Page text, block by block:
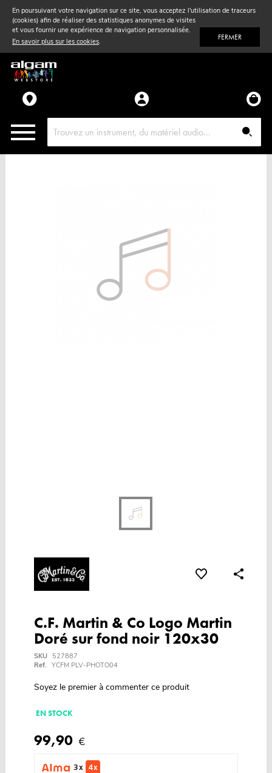
En poursuivant votre navigation sur ce site, vous acceptez l'utilisation de traceurs
(cookies) afin de réaliser des statistiques anonymes de visites
et vous fournir une expérience de navigation personnalisée.
En savoir plus sur les cookies. FERMER
Vent& Violon
Accessoires
Pièces détachées
C.F. Martin & Co Logo Martin
Doré sur fond noir 120x30
SKU
527887
Ref. YCFM PLV-PHOTO04
Soyez le premier à commenter ce produit
EN STOCK
99,90 €
3 x 4 x